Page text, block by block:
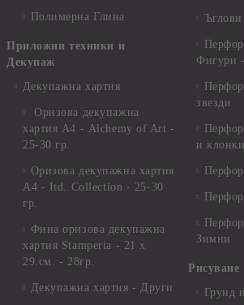
Полимерна Глина
Приложни техники и
Декупаж
Декупажна хартия
Оризова декупажна
хартия А4 - Alchemy of Art -
25-30 гр.
Оризова декупажна хартия
А4 - Itd. Collection - 25-30
гр.
Фина оризова декупажна
хартия Stamperia - 21 х
29.см. - 28гр.
Декупажна хартия - Други
Фигури
звезди
и клонки
Зимни
Рисуване
Грунд